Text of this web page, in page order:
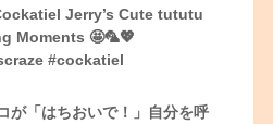
Jerry’s Cute tututu
Moments 🤩🦜💖
#cockatiel
が「はちおいで！」自分を呼